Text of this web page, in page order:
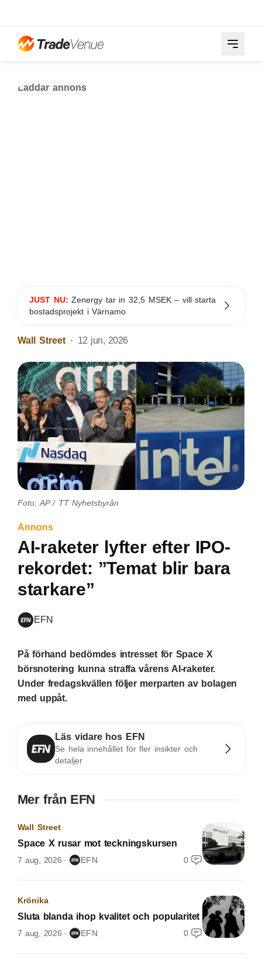
Laddar annons
JUST NU:Zenergy tar in 32,5 MSEK – vill starta
bostadsprojekt i Värnamo
Wall Street 12 jun, 2026
Foto: AP / TT Nyhetsbyrån
Annons
AI-raketer lyfter efter IPO-
rekordet: ”Temat blir bara
starkare”
EFN
På förhand bedömdes intresset för Space X
börsnotering kunna straffa vårens AI-raketer.
Under fredagskvällen följer merparten av bolagen
med uppåt.
Läs vidare hos EFN
Se hela innehållet för fler insikter och
detaljer
Mer från EFN
Wall Street
Space X rusar mot teckningskursen
7 aug, 2026 EFN 0
Krönika
Sluta blanda ihop kvalitet och popularitet
7 aug, 2026 EFN 0